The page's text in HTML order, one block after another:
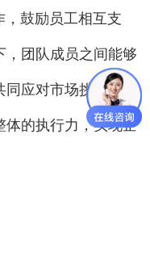
鼓励员工相互支
，团队成员之间能够
应对市场挑战。团
体的执行力，实现企